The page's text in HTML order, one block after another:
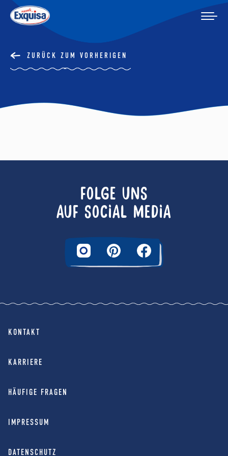
ZURÜCK ZUM VORHERIGEN
FOLGE UNS
AUF SOCIAL MEDIA
KONTAKT
KARRIERE
HÄUFIGE FRAGEN
IMPRESSUM
DATENSCHUTZ